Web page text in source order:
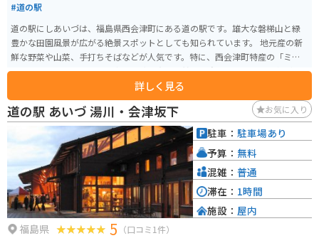
#道の駅
道の駅にしあいづは、福島県西会津町にある道の駅です。雄大な磐梯山と緑
豊かな田園風景が広がる絶景スポットとしても知られています。 地元産の新
鮮な野菜や山菜、手打ちそばなどが人気です。特に、西会津町特産の「ミネ
ラル野菜」は、ミネラル豊富な土壌で育った甘みの強い野菜として人気があ
ります。バイクで訪れる際は、磐梯吾妻スカイラインや尾瀬方面へのツーリ
ングの拠点としても最適です。道の駅の隣には、日帰り温泉施設「nishican」
もあり、ツーリングの疲れを癒やすこともできます。 周辺には、国の重要文
化財に指定されている「旧飯豊村役場庁舎」や、樹齢400年のしだれ桜が有名
な「宝蔵寺」など、歴史的な観光スポットも点在しています。
詳しく見る
道の駅 あいづ 湯川・会津坂下 お気に入り
福島県 5 （口コミ1件）
駐車： 駐車場あり
予算： 無料
混雑： 普通
滞在： 1時間
施設： 屋内